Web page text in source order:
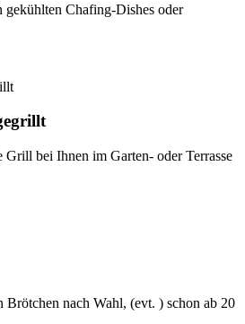
gekühlten Chafing-Dishes oder
bei Ihnen im Garten- oder Terrasse
Brötchen nach Wahl, (evt. ) schon ab 20